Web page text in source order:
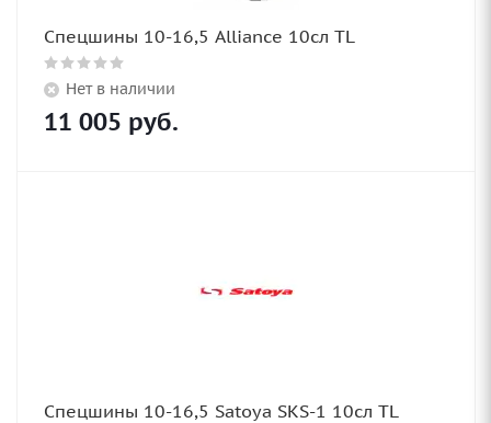
Спецшины 10-16,5 Alliance 10сл TL
Нет в наличии
11 005 руб.
Спецшины 10-16,5 Satoya SKS-1 10сл TL